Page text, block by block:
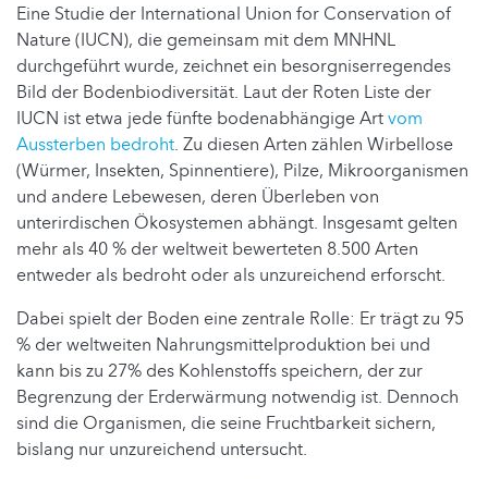
Eine Studie der International Union for Conservation of
Nature (IUCN), die gemeinsam mit dem MNHNL
durchgeführt wurde, zeichnet ein besorgniserregendes
Bild der Bodenbiodiversität. Laut der Roten Liste der
IUCN ist etwa jede fünfte bodenabhängige Artvom
Aussterben bedroht. Zu diesen Arten zählen Wirbellose
(Würmer, Insekten, Spinnentiere), Pilze, Mikroorganismen
und andere Lebewesen, deren Überleben von
unterirdischen Ökosystemen abhängt. Insgesamt gelten
mehr als 40 % der weltweit bewerteten 8.500 Arten
entweder als bedroht oder als unzureichend erforscht.
Dabei spielt der Boden eine zentrale Rolle: Er trägt zu 95
% der weltweiten Nahrungsmittelproduktion bei und
kann bis zu 27% des Kohlenstoffs speichern, der zur
Begrenzung der Erderwärmung notwendig ist. Dennoch
sind die Organismen, die seine Fruchtbarkeit sichern,
bislang nur unzureichend untersucht.